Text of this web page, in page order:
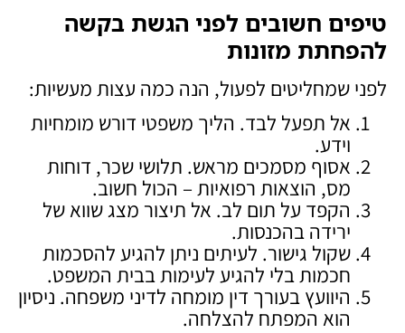
טיפים חשובים לפני הגשת בקשה
להפחתת מזונות
לפני שמחליטים לפעול, הנה כמה עצות מעשיות:
אל תפעל לבד. הליך משפטי דורש מומחיות
וידע.
אסוף מסמכים מראש. תלושי שכר, דוחות
מס, הוצאות רפואיות – הכול חשוב.
הקפד על תום לב. אל תיצור מצג שווא של
ירידה בהכנסות.
שקול גישור. לעיתים ניתן להגיע להסכמות
חכמות בלי להגיע לעימות בבית המשפט.
היוועץ בעורך דין מומחה לדיני משפחה. ניסיון
הוא המפתח להצלחה.